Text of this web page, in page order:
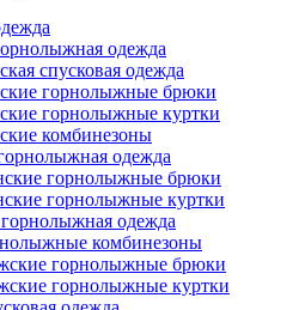
одежда
спусковая одежда
горнолыжные брюки
горнолыжные куртки
комбинезоны
одежда
горнолыжные брюки
горнолыжные куртки
одежда
комбинезоны
горнолыжные брюки
горнолыжные куртки